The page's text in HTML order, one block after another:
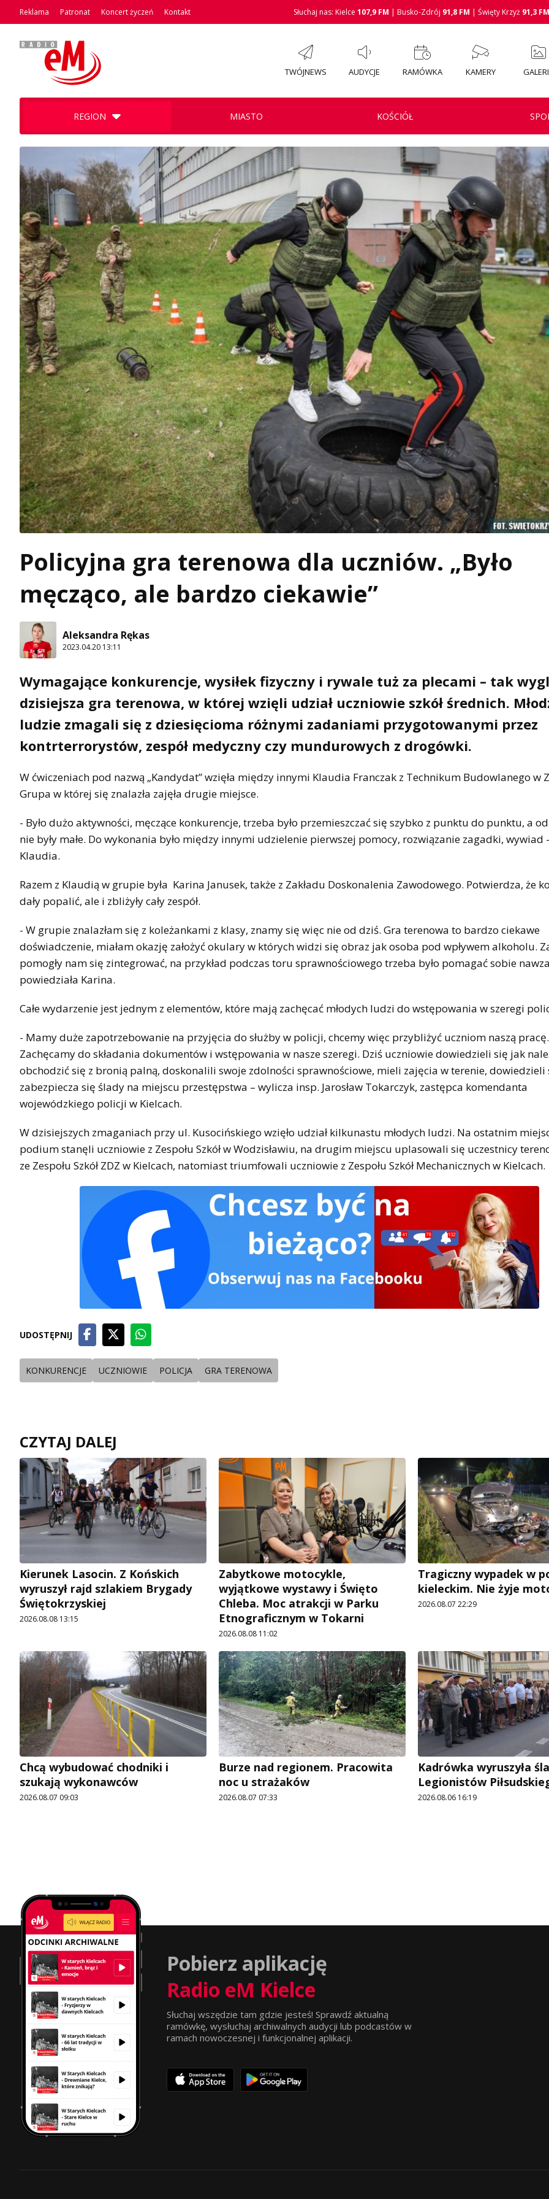
Reklama Patronat Koncert życzeń Kontakt Słuchaj nas: Kielce 107,9 FM | Busko-Zdrój 91,8 FM | Święty Krzyż 91,3 FM
TWÓJNEWS AUDYCJE RAMÓWKA KAMERY
REGION MIASTO KOŚCIÓŁ
Policyjna gra terenowa dla uczniów. „Było
męcząco, ale bardzo ciekawie”
Aleksandra Rękas
2023.04.20 13:11
Wymagające konkurencje, wysiłek fizyczny i rywale tuż za plecami – tak
dzisiejsza gra terenowa, w której wzięli udział uczniowie szkół średnich.
ludzie zmagali się z dziesięcioma różnymi zadaniami przygotowanymi przez
kontrterrorystów, zespół medyczny czy mundurowych z drogówki.
W ćwiczeniach pod nazwą „Kandydat” wzięła między innymi Klaudia Franczak z Technikum Budowlanego w
Grupa w której się znalazła zajęła drugie miejsce.
- Było dużo aktywności, męczące konkurencje, trzeba było przemieszczać się szybko z punktu do punktu, a
nie były małe. Do wykonania było między innymi udzielenie pierwszej pomocy, rozwiązanie zagadki, wywiad
Klaudia.
Razem z Klaudią w grupie była Karina Janusek, także z Zakładu Doskonalenia Zawodowego. Potwierdza, że
dały popalić, ale i zbliżyły cały zespół.
- W grupie znalazłam się z koleżankami z klasy, znamy się więc nie od dziś. Gra terenowa to bardzo ciekawe
doświadczenie, miałam okazję założyć okulary w których widzi się obraz jak osoba pod wpływem alkoholu.
pomogły nam się zintegrować, na przykład podczas toru sprawnościowego trzeba było pomagać sobie
powiedziała Karina.
Całe wydarzenie jest jednym z elementów, które mają zachęcać młodych ludzi do wstępowania w szeregi
- Mamy duże zapotrzebowanie na przyjęcia do służby w policji, chcemy więc przybliżyć uczniom naszą pracę.
Zachęcamy do składania dokumentów i wstępowania w nasze szeregi. Dziś uczniowie dowiedzieli się jak
obchodzić się z bronią palną, doskonalili swoje zdolności sprawnościowe, mieli zajęcia w terenie, dowiedzieli
zabezpiecza się ślady na miejscu przestępstwa – wylicza insp. Jarosław Tokarczyk, zastępca komendanta
wojewódzkiego policji w Kielcach.
W dzisiejszych zmaganiach przy ul. Kusocińskiego wzięło udział kilkunastu młodych ludzi. Na ostatnim
podium stanęli uczniowie z Zespołu Szkół w Wodzisławiu, na drugim miejscu uplasowali się uczestnicy
ze Zespołu Szkół ZDZ w Kielcach, natomiast triumfowali uczniowie z Zespołu Szkół Mechanicznych w Kielcach.
UDOSTĘPNIJ
KONKURENCJE UCZNIOWIE POLICJA GRA TERENOWA
CZYTAJ DALEJ
Kierunek Lasocin. Z Końskich
wyruszył rajd szlakiem Brygady
Świętokrzyskiej
2026.08.08 13:15
Zabytkowe motocykle,
wyjątkowe wystawy i Święto
Chleba. Moc atrakcji w Parku
Etnograficznym w Tokarni
2026.08.08 11:02
Tragiczny wypadek w
kieleckim. Nie żyje
2026.08.07 22:29
Chcą wybudować chodniki i
szukają wykonawców
2026.08.07 09:03
Burze nad regionem. Pracowita
noc u strażaków
2026.08.07 07:33
Kadrówka wyruszyła
Legionistów
2026.08.06 16:19
Pobierz aplikację
Radio eM Kielce
Słuchaj wszędzie tam gdzie jesteś! Sprawdź aktualną
ramówkę, wysłuchaj archiwalnych audycji lub podcastów w
ramach nowoczesnej i funkcjonalnej aplikacji.